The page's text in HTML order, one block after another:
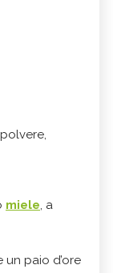
miele, a
un paio d’ore